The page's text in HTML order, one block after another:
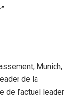
Munich,
de la
de l’actuel leader